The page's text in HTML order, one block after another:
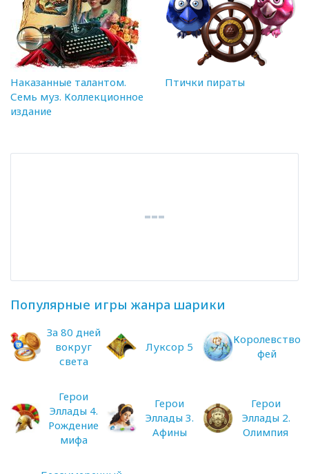
Наказанные талантом.
Семь муз. Коллекционное
издание
Птички пираты
Популярные игры жанра шарики
За 80 дней
вокруг
света
Луксор 5
Королевство
фей
Герои
Эллады 4.
Рождение
мифа
Герои
Эллады 3.
Афины
Герои
Эллады 2.
Олимпия